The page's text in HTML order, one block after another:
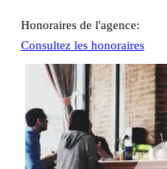
Honoraires de l'agence:
Consultez les honoraires